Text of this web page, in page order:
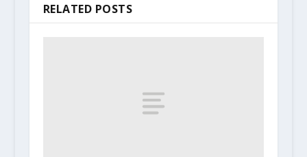
RELATED POSTS